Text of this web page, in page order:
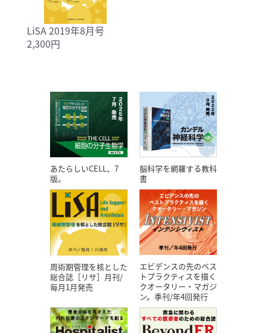
LiSA 2019年8月号
2,300円
あたらしいCELL、7
版。
脳科学を網羅する教科
書
周術期管理を核とした
総合誌［リサ］月刊/
毎月1月発売
エビデンスの先のベス
トプラクティスを描く
クオータリー・マガジ
ン。季刊/年4回発行